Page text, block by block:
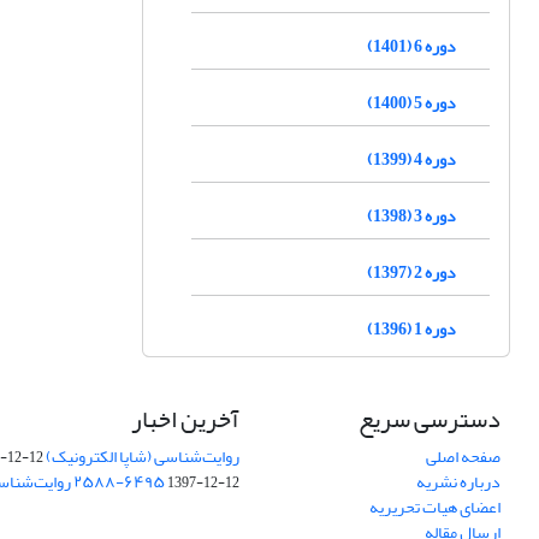
دوره 6 (1401)
دوره 5 (1400)
دوره 4 (1399)
دوره 3 (1398)
دوره 2 (1397)
دوره 1 (1396)
دسترسی سریع
صفحه اصلی
درباره نشریه
اعضای هیات تحریریه
ارسال مقاله
آخرین اخبار
روایت‌شناسی (شاپا الکترونیک) ‪۲۵۸۸-۶۲۳۱12-12
‪روایت‌شناسی (شاپا چاپی) ‪۲۵۸۸-۶۴۹۵1397-12-12